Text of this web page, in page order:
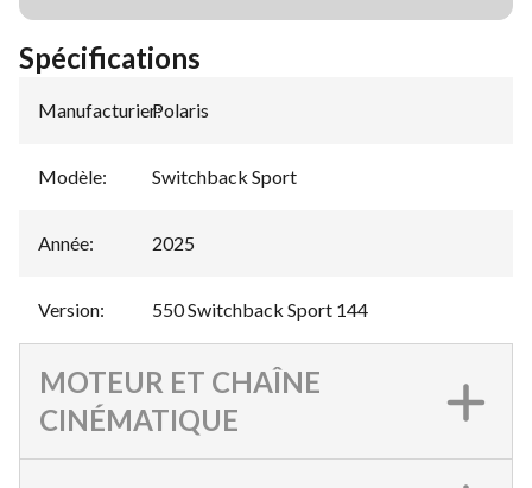
Spécifications
Manufacturier:
Polaris
Modèle: Switchback Sport
Année: 2025
Version: 550 Switchback Sport 144
MOTEUR ET CHAÎNE
CINÉMATIQUE